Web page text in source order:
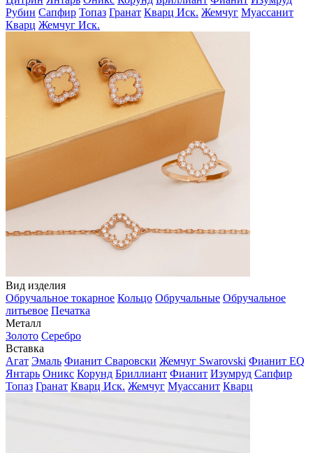
Рубин Сапфир Топаз Гранат Кварц Иск. Жемчуг Муассанит
Кварц Жемчуг Иск.
Вид изделия
Обручальное токарное Кольцо Обручальные Обручальное
литьевое Печатка
Металл
Золото Серебро
Вставка
Агат Эмаль Фианит Сваровски Жемчуг Swarovski Фианит EQ
Янтарь Оникс Корунд Бриллиант Фианит Изумруд Сапфир
Топаз Гранат Кварц Иск. Жемчуг Муассанит Кварц